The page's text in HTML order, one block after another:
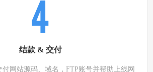
4
结款 & 交付
网站源码、域名，FTP账号并帮助上线网